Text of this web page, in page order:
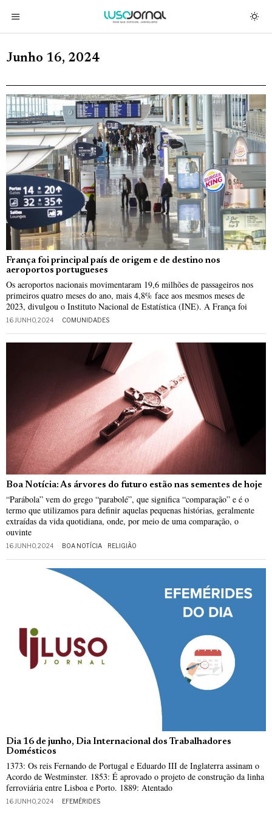
Junho 16, 2024
França foi principal país de origem e de destino nos
aeroportos portugueses
Os aeroportos nacionais movimentaram 19,6 milhões de passageiros nos
primeiros quatro meses do ano, mais 4,8% face aos mesmos meses de
2023, divulgou o Instituto Nacional de Estatística (INE). A França foi
16 JUNHO, 2024 COMUNIDADES
Boa Notícia: As árvores do futuro estão nas sementes de hoje
“Parábola” vem do grego “parabolé”, que significa “comparação” e é o
termo que utilizamos para definir aquelas pequenas histórias, geralmente
extraídas da vida quotidiana, onde, por meio de uma comparação, o
ouvinte
16 JUNHO, 2024 BOA NOTÍCIA · RELIGIÃO
Dia 16 de junho, Dia Internacional dos Trabalhadores
Domésticos
1373: Os reis Fernando de Portugal e Eduardo III de Inglaterra assinam o
Acordo de Westminster. 1853: É aprovado o projeto de construção da linha
ferroviária entre Lisboa e Porto. 1889: Atentado
16 JUNHO, 2024 EFEMÉRIDES